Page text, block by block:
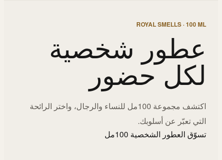
ROYAL SMELLS · 100 ML
عطور شخصية
لكل حضور
اكتشف مجموعة 100مل للنساء والرجال، واختر الرائحة
التي تعبّر عن أسلوبك.
تسوّق العطور الشخصية 100مل